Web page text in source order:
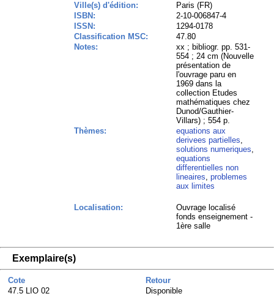
Ville(s) d'édition:
Paris (FR)
ISBN:
2-10-006847-4
ISSN:
1294-0178
Classification MSC:
47.80
Notes:
xx ; bibliogr. pp. 531-
554 ; 24 cm (Nouvelle
présentation de
l'ouvrage paru en
1969 dans la
collection Etudes
mathématiques chez
Dunod/Gauthier-
Villars) ; 554 p.
Thèmes:
equations aux
derivees partielles,
solutions numeriques,
equations
differentielles non
lineaires,problemes
aux limites
Localisation:
Ouvrage localisé
fonds enseignement -
1ère salle
Exemplaire(s)
Cote
Retour
47.5 LIO 02
Disponible